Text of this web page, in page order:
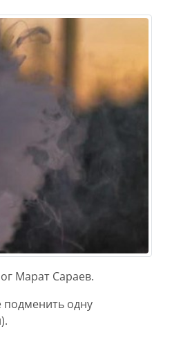
Марат Сараев.
одну